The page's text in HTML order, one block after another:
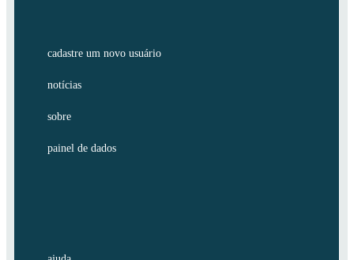
cadastre um novo usuário
notícias
sobre
painel de dados